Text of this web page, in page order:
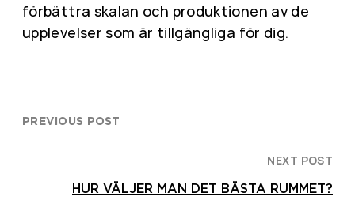
förbättra skalan och produktionen av de
upplevelser som är tillgängliga för dig.
PREVIOUS POST
NEXT POST
HUR VÄLJER MAN DET BÄSTA RUMMET?